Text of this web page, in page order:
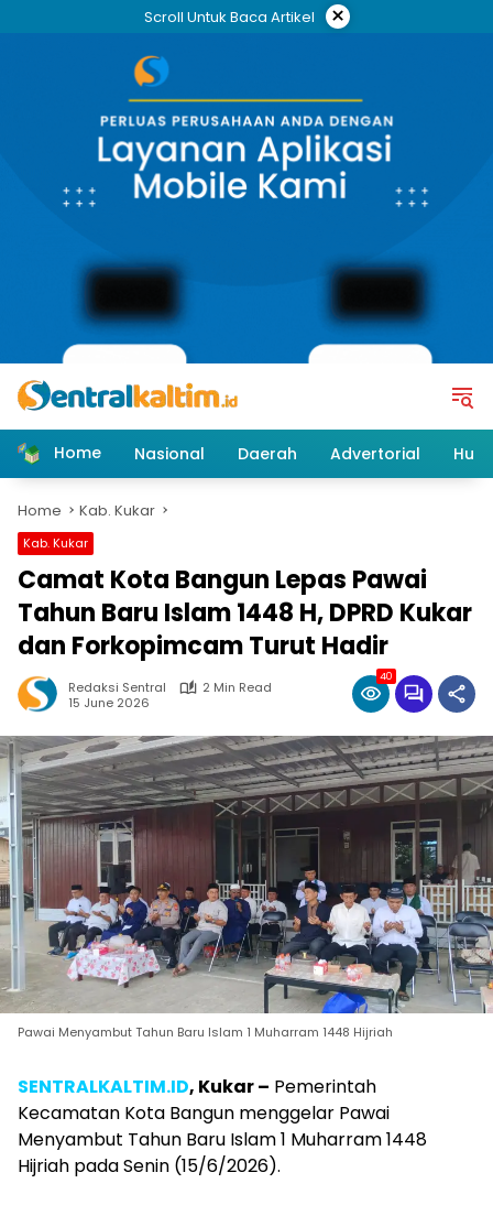
Scroll Untuk Baca Artikel ×
Home Nasional Daerah Advertorial
Home Kab. Kukar
Kab. Kukar
Camat Kota Bangun Lepas Pawai
Tahun Baru Islam 1448 H, DPRD Kukar
dan Forkopimcam Turut Hadir
Redaksi Sentral
2 Min Read
15 June 2026
40
Pawai Menyambut Tahun Baru Islam 1 Muharram 1448 Hijriah
SENTRALKALTIM.ID, Kukar – Pemerintah
Kecamatan Kota Bangun menggelar Pawai
Menyambut Tahun Baru Islam 1 Muharram 1448
Hijriah pada Senin (15/6/2026).